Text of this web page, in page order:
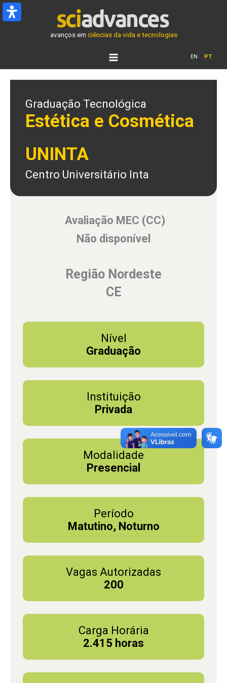
Ir
para
avanços em ciências da vida e tecnologias
EN PT
Graduação Tecnológica
Estética e Cosmética
UNINTA
Centro Universitário Inta
Avaliação MEC (CC)
Não disponível
Região Nordeste
CE
Nível
Graduação
Instituição
Privada
Modalidade
Presencial
Período
Matutino, Noturno
Vagas Autorizadas
200
Carga Horária
2.415 horas